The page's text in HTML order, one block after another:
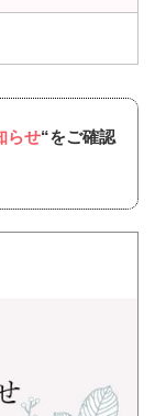
らせ“をご確認